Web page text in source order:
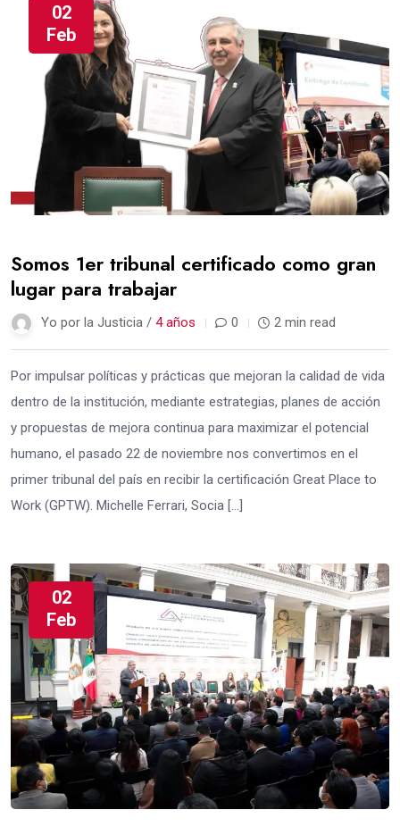
02
Feb
Somos 1er tribunal certificado como gran
lugar para trabajar
Yo por la Justicia / 4 años 0 2 min read
Por impulsar políticas y prácticas que mejoran la calidad de vida
dentro de la institución, mediante estrategias, planes de acción
y propuestas de mejora continua para maximizar el potencial
humano, el pasado 22 de noviembre nos convertimos en el
primer tribunal del país en recibir la certificación Great Place to
Work (GPTW). Michelle Ferrari, Socia […]
02
Feb